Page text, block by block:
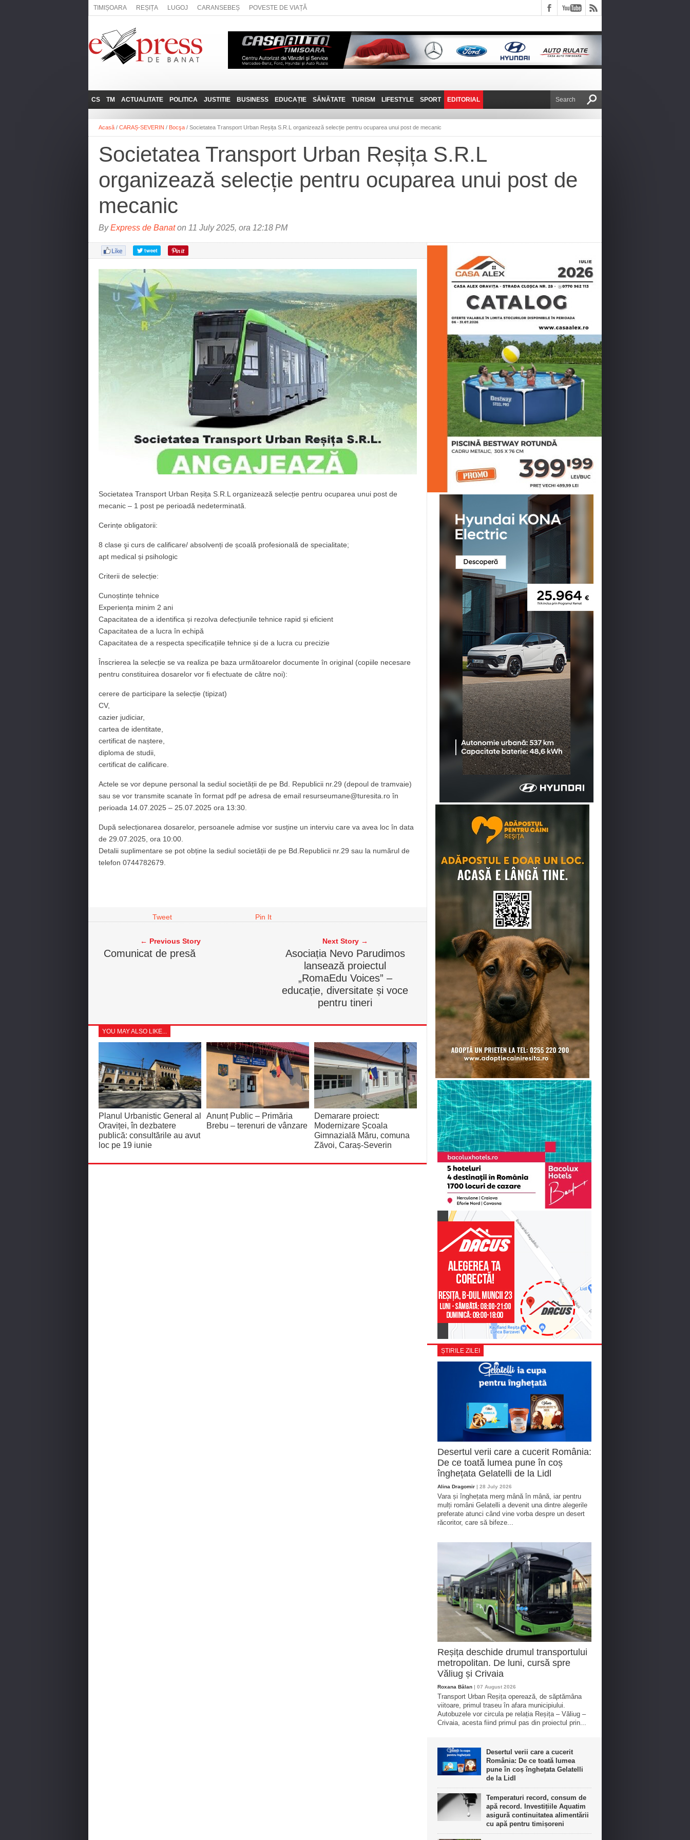
TIMIȘOARA REȘIȚA LUGOJ CARANSEBEȘ POVESTE DE VIAȚĂ
CS
REȘIȚA
CARANSEBEȘ
ANINA
BOCŞA
MOLDOVA NOUĂ
ORAVIȚA
TM
LUGOJ
TIMIȘOARA
ACTUALITATE
ADMINISTRATIE
NAȚIONAL
SOCIAL
POLITICA
EXPRESSLIVE
INTERVIURILE
JUSTITIE BUSINESS
JOB-URI
TEHNIT
EDUCAȚIE SĂNĂTATE TURISM
PRIN MUNȚII
BANATULUI
FANTASTICUL BANAT
TRAVEL VLOG
LIFESTYLE
POVESTE DE VIAȚĂ
SPORT EDITORIAL
DE VICTOR NAFIRU
Acasă / CARAȘ-SEVERIN / Bocşa / Societatea Transport Urban Reșița S.R.L organizează selecție pentru ocuparea unui post de mecanic
Societatea Transport Urban Reșița S.R.L
organizează selecție pentru ocuparea unui post de
mecanic
ByExpress de Banaton 11 July 2025, ora 12:18 PM
Societatea Transport Urban Reșița S.R.L organizează selecție pentru ocuparea unui post de
mecanic – 1 post pe perioadă nedeterminată.
Cerințe obligatorii:
8 clase şi curs de calificare/ absolvenți de școală profesională de specialitate;
apt medical și psihologic
Criterii de selecție:
Cunoștințe tehnice
Experiența minim 2 ani
Capacitatea de a identifica și rezolva defecțiunile tehnice rapid și eficient
Capacitatea de a lucra în echipă
Capacitatea de a respecta specificațiile tehnice și de a lucra cu precizie
Înscrierea la selecție se va realiza pe baza următoarelor documente în original (copiile necesare
pentru constituirea dosarelor vor fi efectuate de către noi):
cerere de participare la selecție (tipizat)
CV,
cazier judiciar,
cartea de identitate,
certificat de naștere,
diploma de studii,
certificat de calificare.
Actele se vor depune personal la sediul societății de pe Bd. Republicii nr.29 (depoul de tramvaie)
sau se vor transmite scanate în format pdf pe adresa de email resurseumane@turesita.ro în
perioada 14.07.2025 – 25.07.2025 ora 13:30.
După selecționarea dosarelor, persoanele admise vor susține un interviu care va avea loc în data
de 29.07.2025, ora 10:00.
Detalii suplimentare se pot obține la sediul societății de pe Bd.Republicii nr.29 sau la numărul de
telefon 0744782679.
Tweet Pin It
← Previous Story
Comunicat de presă
Next Story →
Asociația Nevo Parudimos
lansează proiectul
„RomaEdu Voices” –
educație, diversitate și voce
pentru tineri
YOU MAY ALSO LIKE...
Planul Urbanistic General al
Oraviței, în dezbatere
publică: consultările au avut
loc pe 19 iunie
Anunț Public – Primăria
Brebu – terenuri de vânzare
Demarare proiect:
Modernizare Școala
Gimnazială Măru, comuna
Zăvoi, Caraș-Severin
ȘTIRILE ZILEI
Desertul verii care a cucerit România:
De ce toată lumea pune în coș
înghețata Gelatelli de la Lidl
Alina Dragomir | 28 July 2026
Vara și înghețata merg mână în mână, iar pentru
mulți români Gelatelli a devenit una dintre alegerile
preferate atunci când vine vorba despre un desert
răcoritor, care să bifeze...
Reșița deschide drumul transportului
metropolitan. De luni, cursă spre
Văliug și Crivaia
Roxana Bălan | 07 August 2026
Transport Urban Reșița operează, de săptămâna
viitoare, primul traseu în afara municipiului.
Autobuzele vor circula pe relația Reșița – Văliug –
Crivaia, acesta fiind primul pas din proiectul prin...
Desertul verii care a cucerit
România: De ce toată lumea
pune în coș înghețata Gelatelli
de la Lidl
Temperaturi record, consum de
apă record. Investițiile Aquatim
asigură continuitatea alimentării
cu apă pentru timișoreni